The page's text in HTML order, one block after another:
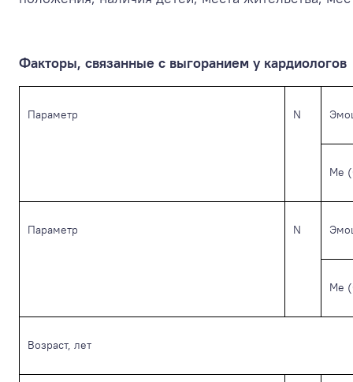
Факторы, связанные с выгоранием у кардиологов
Параметр N
Me
Параметр N
Me
Возраст, лет